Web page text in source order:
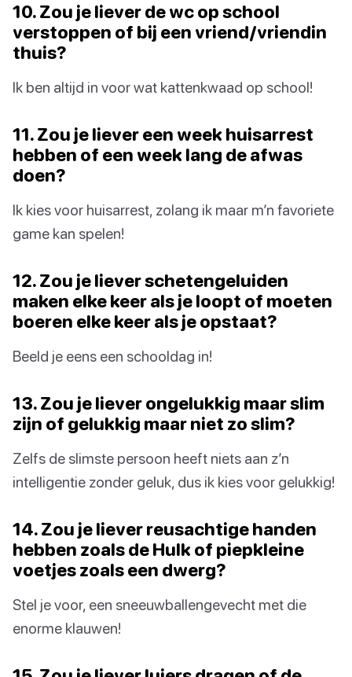
10. Zou je liever de wc op school
verstoppen of bij een vriend/vriendin
thuis?
Ik ben altijd in voor wat kattenkwaad op school!
11. Zou je liever een week huisarrest
hebben of een week lang de afwas
doen?
Ik kies voor huisarrest, zolang ik maar m’n favoriete
game kan spelen!
12. Zou je liever schetengeluiden
maken elke keer als je loopt of moeten
boeren elke keer als je opstaat?
Beeld je eens een schooldag in!
13. Zou je liever ongelukkig maar slim
zijn of gelukkig maar niet zo slim?
Zelfs de slimste persoon heeft niets aan z’n
intelligentie zonder geluk, dus ik kies voor gelukkig!
14. Zou je liever reusachtige handen
hebben zoals de Hulk of piepkleine
voetjes zoals een dwerg?
Stel je voor, een sneeuwballengevecht met die
enorme klauwen!